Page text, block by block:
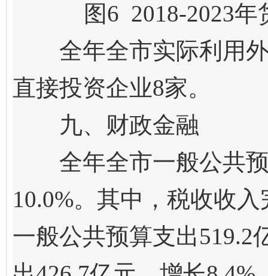
图6 2018-2023年
全年全市实际利用
直接投资企业8家。
九、财政金融
全年全市一般公共
10.0%。 其中，税收收入
一般公共预算支出519.2